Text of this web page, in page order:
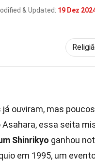
& Updated: 19 Dez
ouviram, mas
Asahara, essa seita
Shinrikyo ganhou
em 1995, um